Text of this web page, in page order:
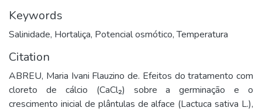
Keywords
Salinidade, Hortaliça, Potencial osmótico,Temperatura
Citation
ABREU, Maria Ivani Flauzino de. Efeitos do tratamento com
cloreto de cálcio (CaCl₂) sobre a germinação e o
crescimento inicial de plântulas de alface (Lactuca sativa L.),